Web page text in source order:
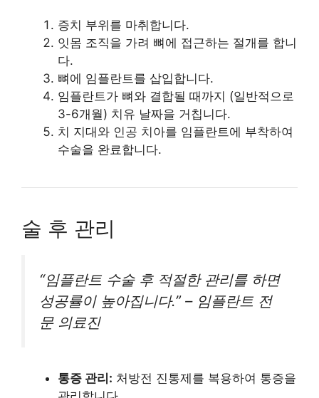
증치 부위를 마취합니다.
잇몸 조직을 가려 뼈에 접근하는 절개를 합니
다.
뼈에 임플란트를 삽입합니다.
임플란트가 뼈와 결합될 때까지 (일반적으로
3-6개월) 치유 날짜을 거칩니다.
치 지대와 인공 치아를 임플란트에 부착하여
수술을 완료합니다.
술 후 관리
“임플란트 수술 후 적절한 관리를 하면
성공률이 높아집니다.” – 임플란트 전
문 의료진
통증 관리: 처방전 진통제를 복용하여 통증을